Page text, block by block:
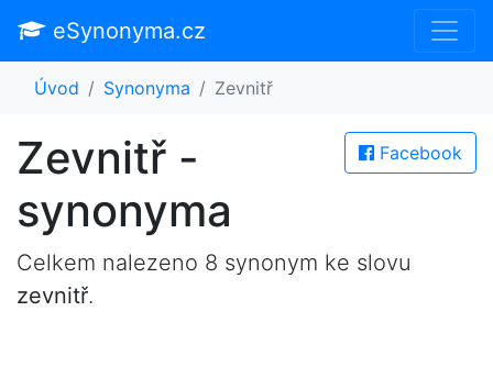
eSynonyma.cz
Úvod Synonyma Zevnitř
Facebook
Zevnitř -
synonyma
Celkem nalezeno 8 synonym ke slovu
zevnitř.